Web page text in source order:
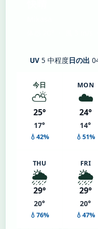
UV 5 中程度日の出
今日
⛅
25°
17°
💧42%
MON
☁️
24°
14°
💧51%
THU
🌦️
29°
20°
💧76%
FRI
🌦️
29°
20°
💧47%